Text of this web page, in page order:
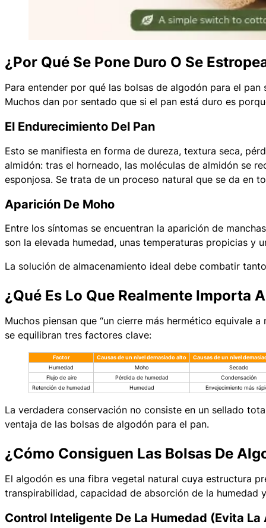
¿Por Qué Se Pone Duro O Se
Para entender por qué las bolsas de algodón para el
Muchos dan por sentado que si el pan está duro es
El Endurecimiento Del Pan
Esto se manifiesta en forma de dureza, textura seca,
almidón: tras el horneado, las moléculas de almidón se
esponjosa. Se trata de un proceso natural que se da en
Aparición De Moho
Entre los síntomas se encuentran la aparición de
son la elevada humedad, unas temperaturas propicias y
La solución de almacenamiento ideal debe combatir
¿Qué Es Lo Que Realmente Importa
Muchos piensan que “un cierre más hermético equivale
se equilibran tres factores clave:
Factor Causas de un nivel demasiado alto
Causas de un nivel
Humedad
Moho
Secado
Flujo de aire
Pérdida de humedad
Condensación
Retención de humedad
Humedad Envejecimiento más
La verdadera conservación no consiste en un sellado
ventaja de las bolsas de algodón para el pan.
¿Cómo Consiguen Las Bolsas De
El algodón es una fibra vegetal natural cuya estructura
transpirabilidad, capacidad de absorción de la humedad
Control Inteligente De La Humedad (evita La